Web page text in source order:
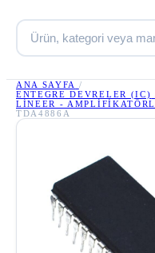
ANA SAYFA /
ENTEGRE DEVRELER (IC)
LINEER -
TDA4886A